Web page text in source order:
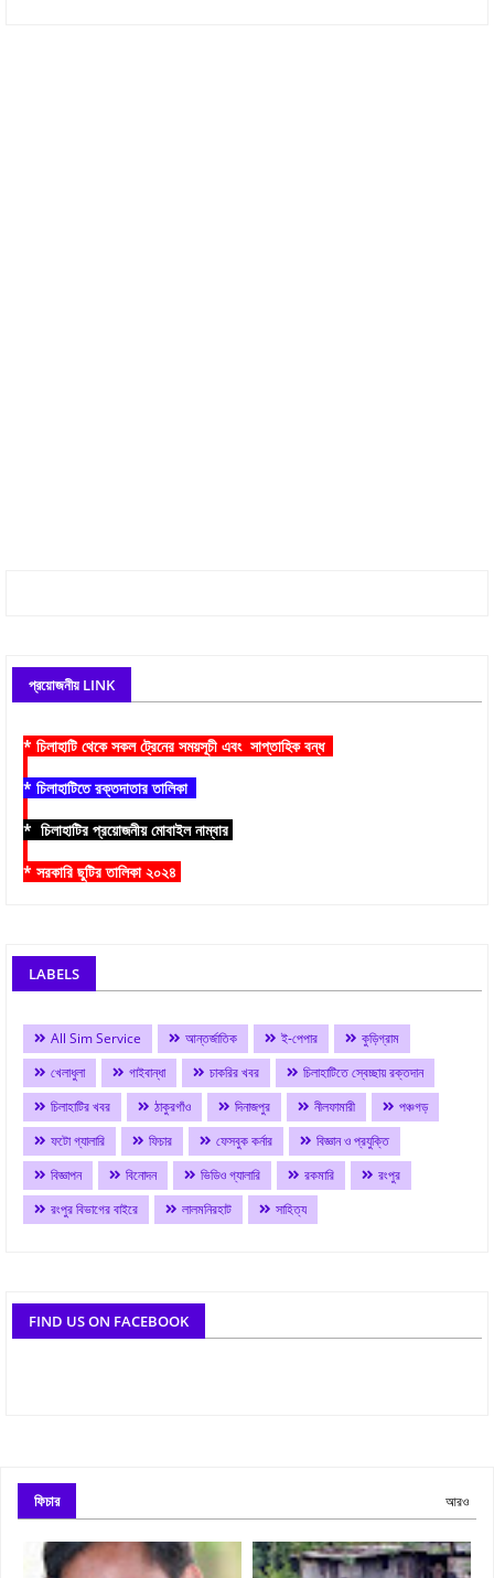
প্রয়োজনীয় LINK
* চিলাহাটি থেকে সকল ট্রেনের সময়সূচী এবং সাপ্তাহিক বন্ধ
* চিলাহাটিতে রক্তদাতার তালিকা
* চিলাহাটির প্রয়োজনীয় মোবাইল নাম্বার
* সরকারি ছুটির তালিকা ২০২৪
LABELS
All Sim Service আন্তর্জাতিক ই-পেপার
কুড়িগ্রাম
খেলাধুলা
গাইবান্ধা চাকরির খবর
চিলাহাটিতে স্বেচ্ছায় রক্তদান
চিলাহাটির খবর
ঠাকুরগাঁও দিনাজপুর নীলফামারী
পঞ্চগড়
ফটো গ্যালারি
ফিচার ফেসবুক কর্নার
বিজ্ঞান ও প্রযুক্তি
বিজ্ঞাপন
বিনোদন ভিডিও গ্যালারি রকমারি
রংপুর
রংপুর বিভাগের বাইরে
লালমনিরহাট সাহিত্য
FIND US ON FACEBOOK
ফিচার আরও